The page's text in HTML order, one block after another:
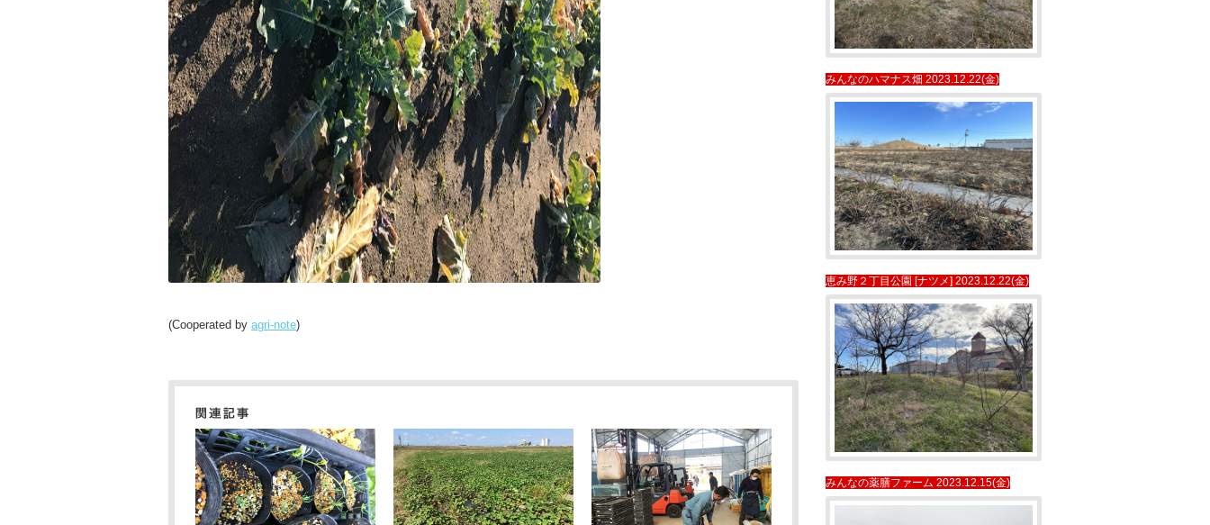
(Cooperated by agri-note)
みんなのハマナス畑 2023.12.22(金)
恵み野２丁目公園 [ナツメ] 2023.12.22(金)
みんなの薬膳ファーム 2023.12.15(金)